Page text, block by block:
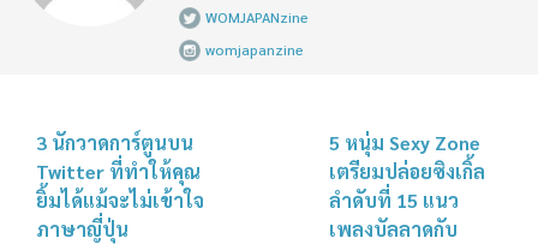
WOMJAPANzine
womjapanzine
3 นักวาดการ์ตูนบน
Twitter ที่ทำให้คุณ
ยิ้มได้แม้จะไม่เข้าใจ
ภาษาญี่ปุ่น
5 หนุ่ม Sexy Zone
เตรียมปล่อยซิงเกิ้ล
ลำดับที่ 15 แนว
เพลงบัลลาดกับ